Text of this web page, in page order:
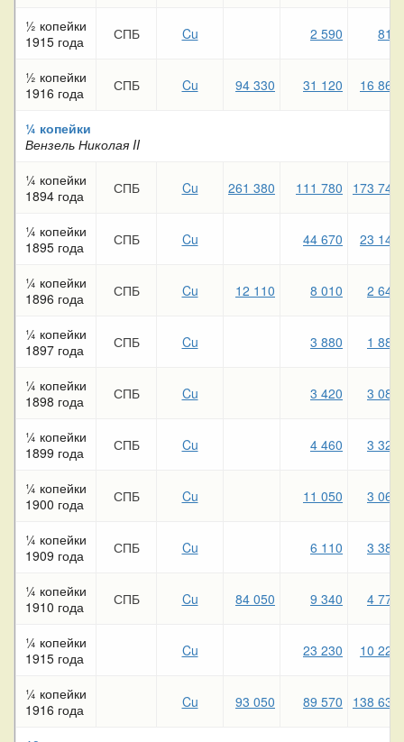
½ копейки
1915 года
СПБ Cu 2 590 810
½ копейки
1916 года
СПБ Cu 94 330 31 120 16 860
¼ копейки
Вензель Николая II
¼ копейки
1894 года
СПБ Cu 261 380 111 780 173 740
¼ копейки
1895 года
СПБ Cu 44 670 23 140
¼ копейки
1896 года
СПБ Cu 12 110 8 010 2 640
¼ копейки
1897 года
СПБ Cu 3 880 1 880
¼ копейки
1898 года
СПБ Cu 3 420 3 080
¼ копейки
1899 года
СПБ Cu 4 460 3 320
¼ копейки
1900 года
СПБ Cu 11 050 3 060
¼ копейки
1909 года
СПБ Cu 6 110 3 380
¼ копейки
1910 года
СПБ Cu 84 050 9 340 4 770
¼ копейки
1915 года
Cu 23 230 10 220
¼ копейки
1916 года
Cu 93 050 89 570 138 630